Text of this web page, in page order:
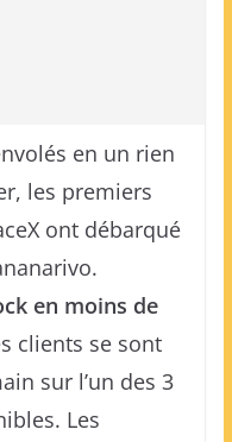
en un rien
les premiers
ont débarqué
en moins de
clients se sont
sur l’un des 3
Les